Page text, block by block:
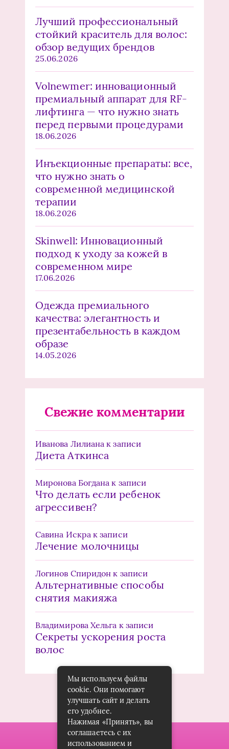
Лучший профессиональный
стойкий краситель для волос:
обзор ведущих брендов
25.06.2026
Volnewmer: инновационный
премиальный аппарат для RF-
лифтинга — что нужно знать
перед первыми процедурами
18.06.2026
Инъекционные препараты: все,
что нужно знать о
современной медицинской
терапии
18.06.2026
Skinwell: Инновационный
подход к уходу за кожей в
современном мире
17.06.2026
Одежда премиального
качества: элегантность и
презентабельность в каждом
образе
14.05.2026
Свежие комментарии
Иванова Лилиана к записи
Диета Аткинса
Миронова Богдана к записи
Что делать если ребенок
агрессивен?
Савина Искрак записи
Лечение молочницы
Логинов Спиридон к записи
Альтернативные способы
снятия макияжа
Владимирова Хельга к записи
Секреты ускорения роста
волос
Мы используем файлы
cookie. Они помогают
улучшать сайт и делать
его удобнее.
Нажимая «Принять», вы
соглашаетесь с их
использованием и